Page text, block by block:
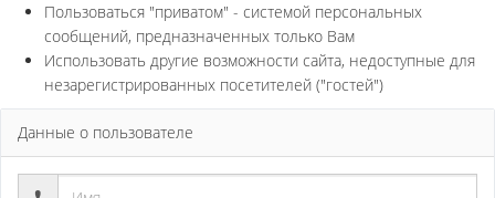
Пользоваться "приватом" - системой персональных
сообщений, предназначенных только Вам
Использовать другие возможности сайта, недоступные для
незарегистрированных посетителей ("гостей")
Данные о пользователе